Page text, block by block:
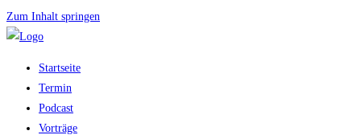
Zum Inhalt springen
Startseite
Termin
Podcast
Vorträge